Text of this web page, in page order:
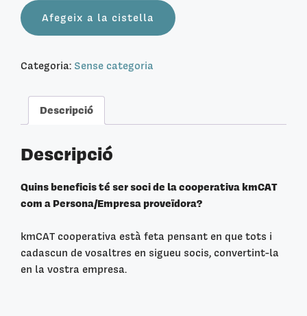
quantitat
de
Afegeix a la cistella
Categoria: Sense categoria
Descripció
Descripció
Quins beneficis té ser soci de la cooperativa kmCAT
com a Persona/Empresa proveïdora?
kmCAT cooperativa està feta pensant en que tots i
cadascun de vosaltres en sigueu socis, convertint-la
en la vostra empresa.